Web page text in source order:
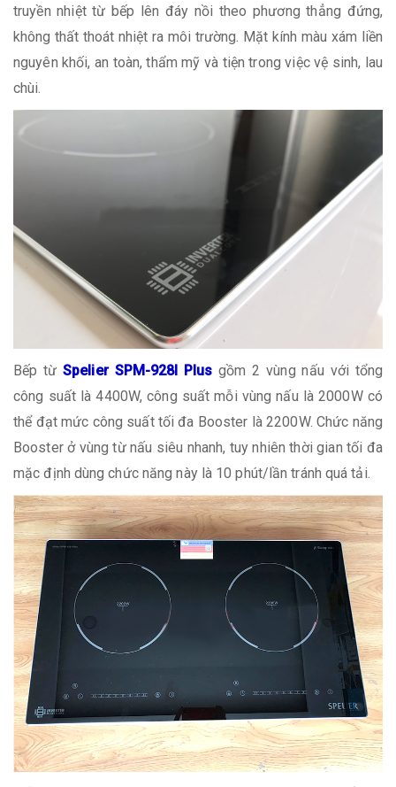
truyền nhiệt từ bếp lên đáy nồi theo phương thẳng đứng,
không thất thoát nhiệt ra môi trường. Mặt kính màu xám liền
nguyên khối, an toàn, thẩm mỹ và tiện trong việc vệ sinh, lau
chùi.
Bếp từSpelier SPM-928I Plus gồm 2 vùng nấu với tổng
công suất là 4400W, công suất mỗi vùng nấu là 2000W có
thể đạt mức công suất tối đa Booster là 2200W. Chức năng
Booster ở vùng từ nấu siêu nhanh, tuy nhiên thời gian tối đa
mặc định dùng chức năng này là 10 phút/lần tránh quá tải.